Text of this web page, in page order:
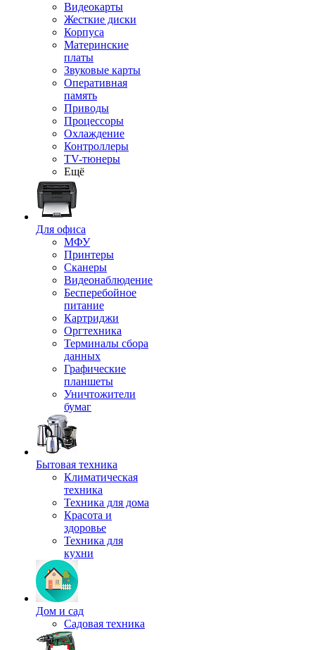
Видеокарты
Жесткие диски
Корпуса
Материнские
платы
Звуковые карты
Оперативная
память
Приводы
Процессоры
Охлаждение
Контроллеры
TV-тюнеры
Ещё
Для офиса
МФУ
Принтеры
Сканеры
Видеонаблюдение
Бесперебойное
питание
Картриджи
Оргтехника
Терминалы сбора
данных
Графические
планшеты
Уничтожители
бумаг
Бытовая техника
Климатическая
техника
Техника для дома
Красота и
здоровье
Техника для
кухни
Дом и сад
Садовая техника